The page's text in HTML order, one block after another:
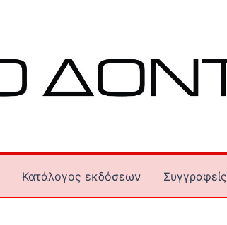
Κατάλογος εκδόσεων Συγγραφείς